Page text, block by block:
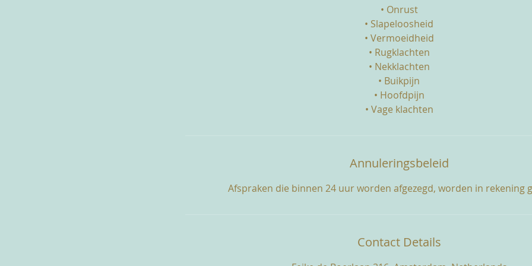
• Onrust
• Slapeloosheid
• Vermoeidheid
• Rugklachten
• Nekklachten
• Buikpijn
• Hoofdpijn
• Vage klachten
Annuleringsbeleid
Afspraken die binnen 24 uur worden afgezegd, worden in rekening
Contact Details